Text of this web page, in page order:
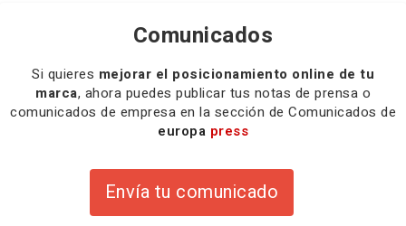
Comunicados
Si quieres mejorar el posicionamiento online de tu
marca, ahora puedes publicar tus notas de prensa o
comunicados de empresa en la sección de Comunicados de
europa press
Envía tu comunicado